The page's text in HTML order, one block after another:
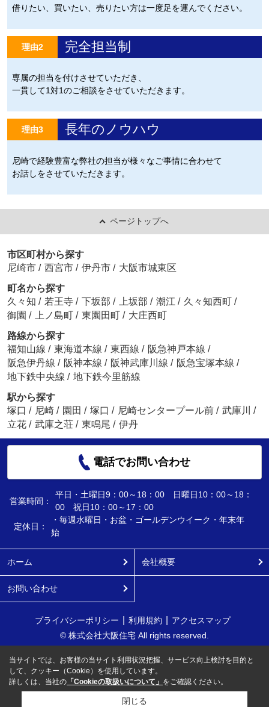
借りたい、買いたい、売りたい方は一度足を運んでください。
理由2 完全担当制
専属の担当を付けさせていただき、
一貫して1対1のご相談をさせていただきます。
理由3 長年のノウハウ
尼崎で経験豊富な弊社の担当が様々なご事情に合わせて
お話しをさせていただきます。
ページトップへ
市区町村から探す
尼崎市 / 西宮市 / 伊丹市 / 大阪市城東区
町名から探す
久々知 / 若王寺 / 下坂部 / 上坂部 / 潮江 / 久々知西町 /
御園 / 上ノ島町 / 東園田町 / 大庄西町
路線から探す
福知山線 / 東海道本線 / 東西線 / 阪急神戸本線 /
阪急伊丹線 / 阪神本線 / 阪神武庫川線 / 阪急宝塚本線 /
地下鉄中央線 / 地下鉄今里筋線
駅から探す
塚口 / 尼崎 / 園田 / 塚口 / 尼崎センタープール前 / 武庫川
/
立花 / 武庫之荘 / 東鳴尾 / 伊丹
電話でお問い合わせ
営業時間：
平日・土曜日9：00～18：00 日曜日10：00～18：
00 祝日10：00～17：00
定休日：
・毎週水曜日・お盆・ゴールデンウイーク・年末年
始
ホーム 会社概要
お問い合わせ
プライバシーポリシー 利用規約
アクセスマップ
© 株式会社大阪住宅 All rights reserved.
当サイトでは、お客様の当サイト利用状況把握、サービス向上検討を目的と
して、クッキー（Cookie）を使用しています。
詳しくは、当社の 「Cookieの取扱いについて」 をご確認ください。
閉じる